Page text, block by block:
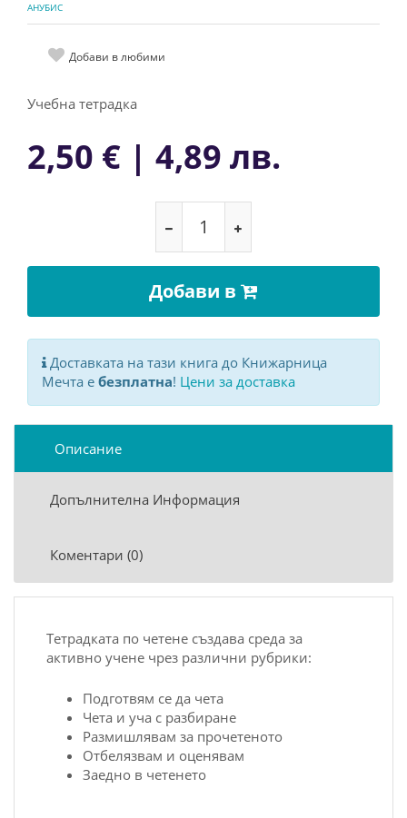
АНУБИС
Добави в любими
Учебна тетрадка
2,50 € | 4,89 лв.
Добави в
Доставката на тази книга до Книжарница
Мечта е безплатна! Цени за доставка
Описание
Допълнителна Информация
Коментари (0)
Тетрадката по четене създава среда за
активно учене чрез различни рубрики:
Подготвям се да чета
Чета и уча с разбиране
Размишлявам за прочетеното
Отбелязвам и оценявам
Заедно в четенето